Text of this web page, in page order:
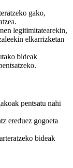
gako,
legitimitatearekin,
elkarrizketan
bideak
pentsatu nahi
ereduez gogoeta
bideak